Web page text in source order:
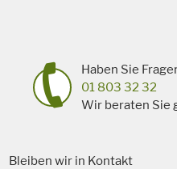
Haben Sie
01 803 32 32
Wir beraten Sie
Bleiben wir in Kontakt